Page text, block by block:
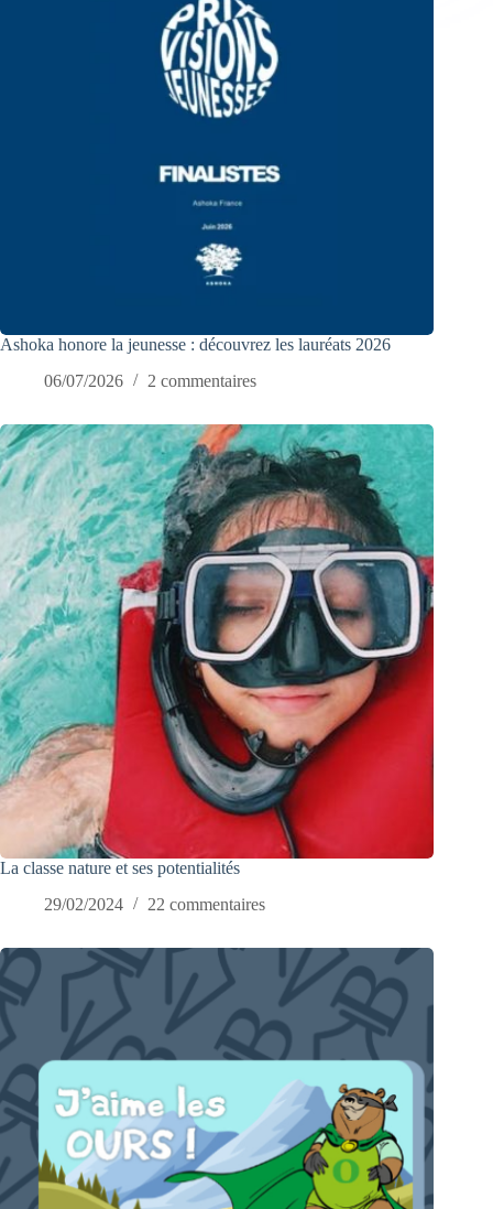
Ashoka honore la jeunesse : découvrez les lauréats 2026
06/07/2026
2 commentaires
La classe nature et ses potentialités
29/02/2024
22 commentaires